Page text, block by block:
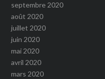
septembre 2020
août 2020
juillet 2020
juin 2020
mai 2020
avril 2020
mars 2020